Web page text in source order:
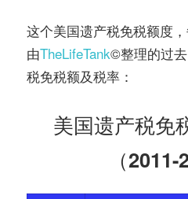
这个美国遗产税免税额度
由TheLifeTank©️整理的过
税免税额及税率：
美国遗产税免
（2011-